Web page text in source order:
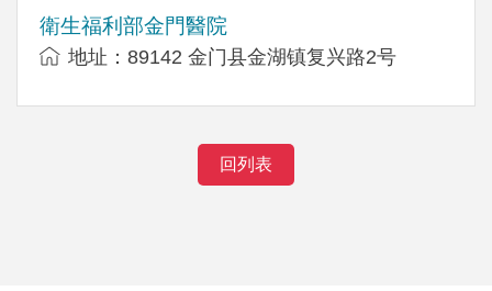
衛生福利部金門醫院
地址：89142 金门县金湖镇复兴路2号
回列表